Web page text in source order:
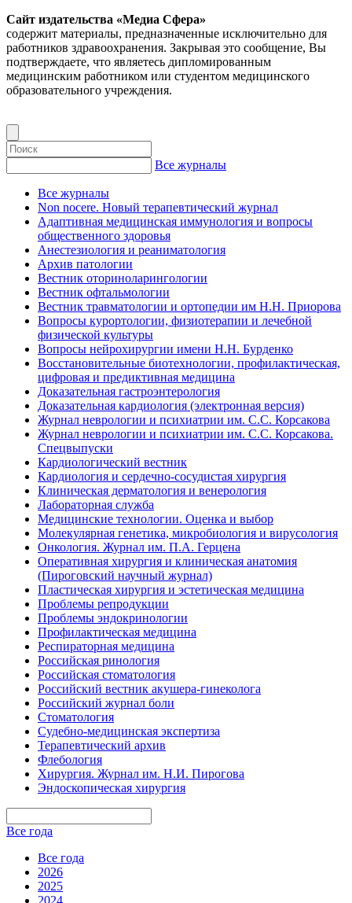
Сайт издательства «Медиа Сфера»
содержит материалы, предназначенные исключительно для
работников здравоохранения. Закрывая это сообщение, Вы
подтверждаете, что являетесь дипломированным
медицинским работником или студентом медицинского
образовательного учреждения.
Все журналы
Все журналы
Non nocere. Новый терапевтический журнал
Адаптивная медицинская иммунология и вопросы
общественного здоровья
Анестезиология и реаниматология
Архив патологии
Вестник оториноларингологии
Вестник офтальмологии
Вестник травматологии и ортопедии им Н.Н. Приорова
Вопросы курортологии, физиотерапии и лечебной
физической культуры
Вопросы нейрохирургии имени Н.Н. Бурденко
Восстановительные биотехнологии, профилактическая,
цифровая и предиктивная медицина
Доказательная гастроэнтерология
Доказательная кардиология (электронная версия)
Журнал неврологии и психиатрии им. С.С. Корсакова
Журнал неврологии и психиатрии им. С.С. Корсакова.
Спецвыпуски
Кардиологический вестник
Кардиология и сердечно-сосудистая хирургия
Клиническая дерматология и венерология
Лабораторная служба
Медицинские технологии. Оценка и выбор
Молекулярная генетика, микробиология и вирусология
Онкология. Журнал им. П.А. Герцена
Оперативная хирургия и клиническая анатомия
(Пироговский научный журнал)
Пластическая хирургия и эстетическая медицина
Проблемы репродукции
Проблемы эндокринологии
Профилактическая медицина
Респираторная медицина
Российская ринология
Российская стоматология
Российский вестник акушера-гинеколога
Российский журнал боли
Стоматология
Судебно-медицинская экспертиза
Терапевтический архив
Флебология
Хирургия. Журнал им. Н.И. Пирогова
Эндоскопическая хирургия
Все года
Все года
2026
2025
2024